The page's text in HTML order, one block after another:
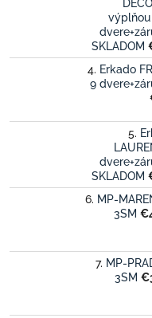
výplňou
SKLADOM
Erkado
9
SKLADOM
MP-
3SM
MP-
3SM